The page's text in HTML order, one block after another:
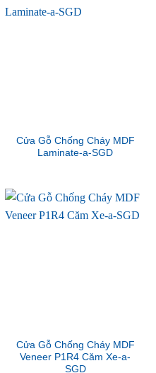
Cửa Gỗ Chống Cháy MDF
Laminate-a-SGD
Cửa Gỗ Chống Cháy MDF
Veneer P1R4 Căm Xe-a-
SGD